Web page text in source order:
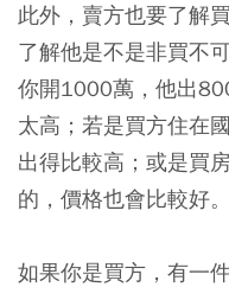
此外，賣方也要了解
了解他是不是非買不
你開1000萬，他出
太高；若是買方住在
出得比較高；或是買
的，價格也會比較好。
如果你是買方，有一